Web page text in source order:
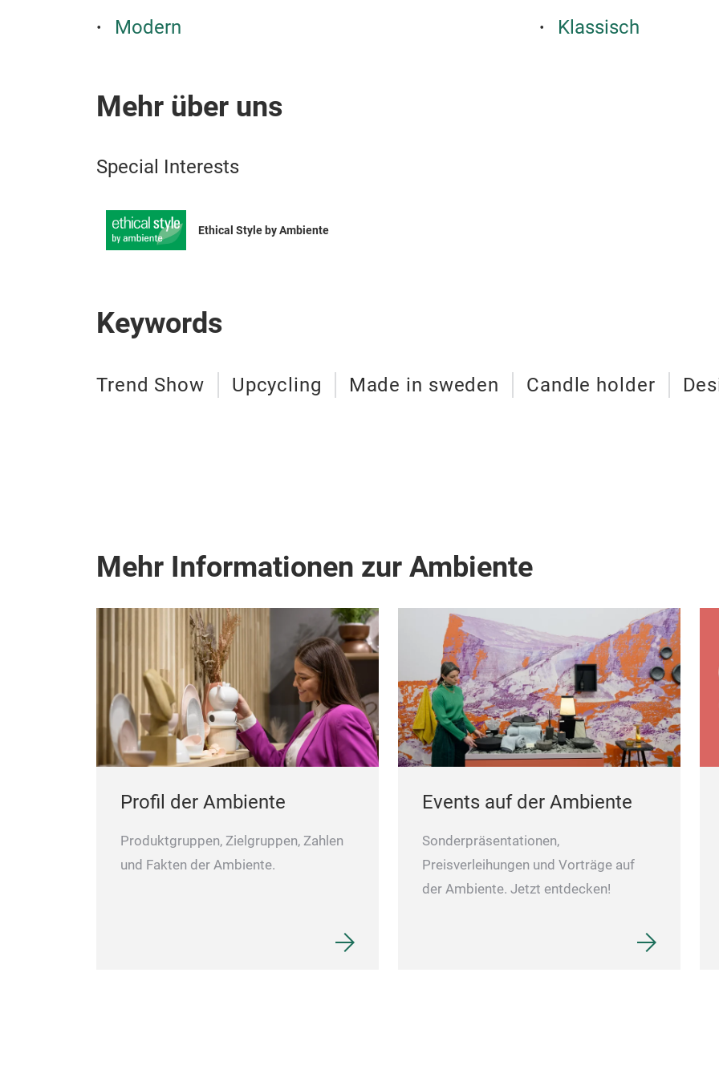
Modern Klassisch
Mehr über uns
Special Interests
Ethical Style by Ambiente
Keywords
Trend Show Upcycling Made in sweden Candle holder
Mehr Informationen zur Ambiente
Profil der Ambiente
Produktgruppen, Zielgruppen, Zahlen
und Fakten der Ambiente.
Events auf der Ambiente
Sonderpräsentationen,
Preisverleihungen und Vorträge auf
der Ambiente. Jetzt entdecken!